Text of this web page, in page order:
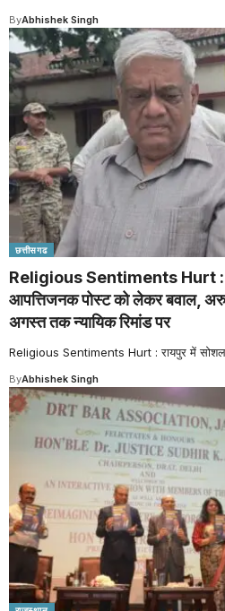
ByAbhishek Singh
छत्तीसगढ
Religious Sentiments Hurt :
आपत्तिजनक पोस्ट को लेकर बवाल,
अगस्त तक न्यायिक रिमांड पर
Religious Sentiments Hurt : रायपुर में सोशल
ByAbhishek Singh